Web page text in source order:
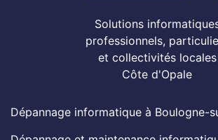
Solutions
professionnels,
et collectivités locales
Côte d'Opale
Dépannage informatique à Boulogne-